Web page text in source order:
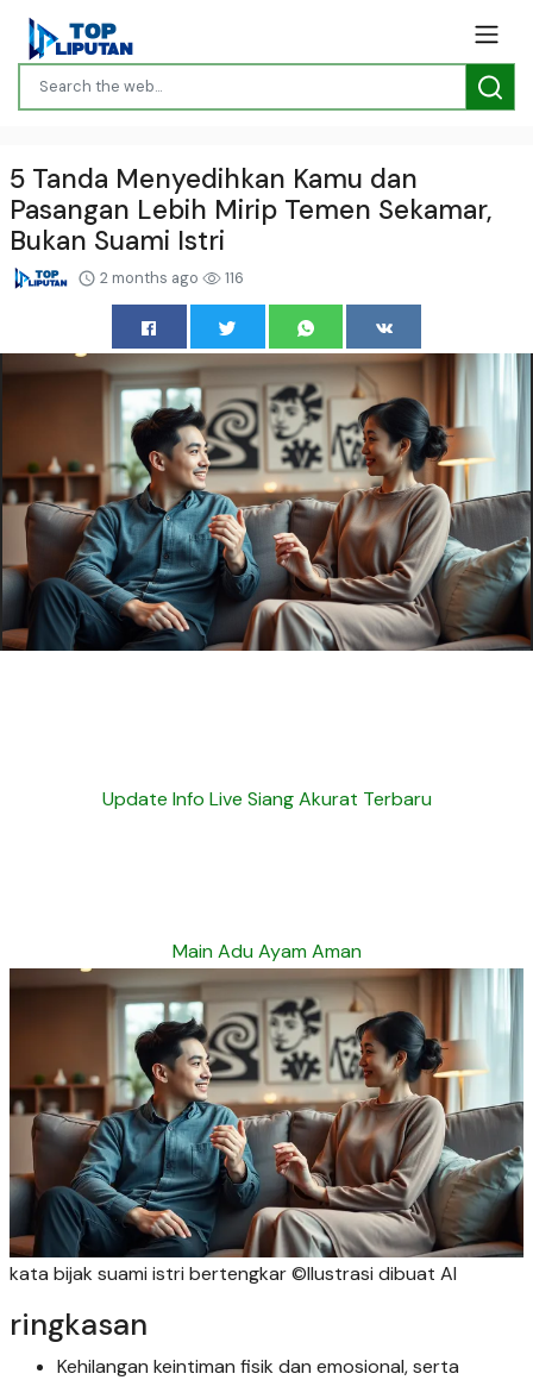
5 Tanda Menyedihkan Kamu dan
Pasangan Lebih Mirip Temen Sekamar,
Bukan Suami Istri
2 months ago 116
Update Info Live Siang Akurat Terbaru
Main Adu Ayam Aman
kata bijak suami istri bertengkar ©Ilustrasi dibuat AI
ringkasan
Kehilangan keintiman fisik dan emosional, serta